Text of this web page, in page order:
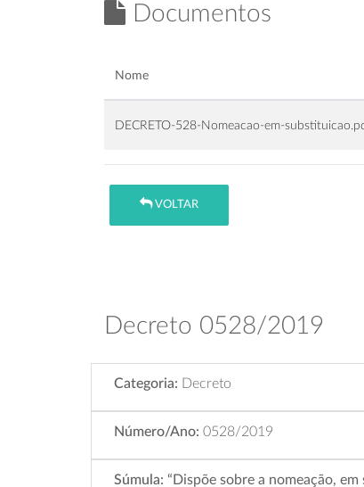
Documentos
Nome
DECRETO-528-Nomeacao-em-
VOLTAR
Decreto 0528/2019
Categoria: Decreto
Número/Ano: 0528/2019
Súmula: “Dispõe sobre a nomeação,